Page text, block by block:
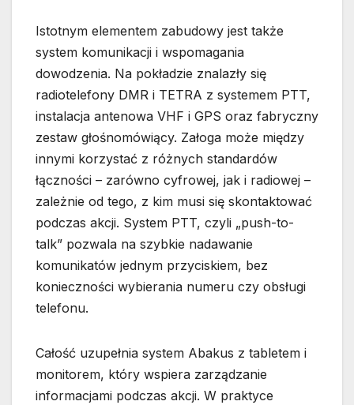
Istotnym elementem zabudowy jest także
system komunikacji i wspomagania
dowodzenia. Na pokładzie znalazły się
radiotelefony DMR i TETRA z systemem PTT,
instalacja antenowa VHF i GPS oraz fabryczny
zestaw głośnomówiący. Załoga może między
innymi korzystać z różnych standardów
łączności – zarówno cyfrowej, jak i radiowej –
zależnie od tego, z kim musi się skontaktować
podczas akcji. System PTT, czyli „push-to-
talk” pozwala na szybkie nadawanie
komunikatów jednym przyciskiem, bez
konieczności wybierania numeru czy obsługi
telefonu.
Całość uzupełnia system Abakus z tabletem i
monitorem, który wspiera zarządzanie
informacjami podczas akcji. W praktyce